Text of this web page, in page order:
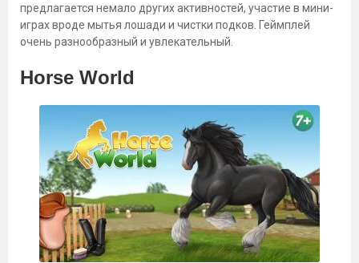
предлагается немало других активностей, участие в мини-
играх вроде мытья лошади и чистки подков. Геймплей
очень разнообразный и увлекательный.
Horse World